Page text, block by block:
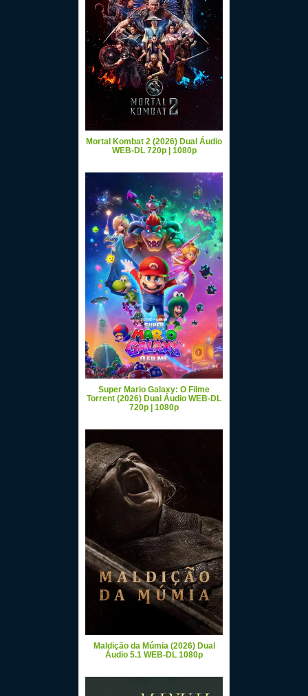
Mortal Kombat 2 (2026) Dual Áudio
WEB-DL 720p | 1080p
Super Mario Galaxy: O Filme
Torrent (2026) Dual Áudio WEB-DL
720p | 1080p
Maldição da Múmia (2026) Dual
Áudio 5.1 WEB-DL 1080p